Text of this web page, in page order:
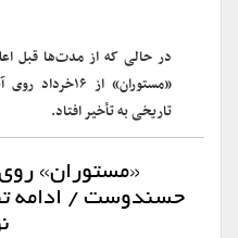
در حالی که از مدت‌ها قبل
«مستوران» از
تاریخی به تأخیر افتاد.
«مستوران»
حسندوست / ادامه